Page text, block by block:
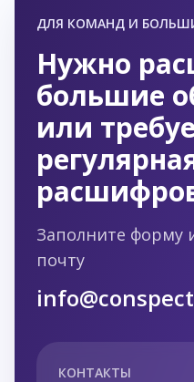
ДЛЯ КОМАНД И
Нужно
большие
или
Заполните форму
почту
КОНТАКТЫ